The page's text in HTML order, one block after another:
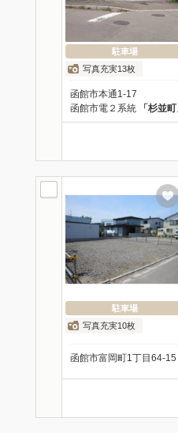
駐車場
写真充実13枚
函館市本通1-17
函館市電２系統 「杉並
駐車場
写真充実10枚
函館市富岡町1丁目64-15